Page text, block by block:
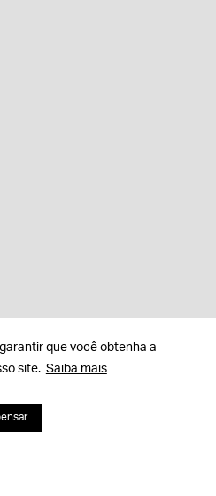
que você obtenha a
site. Saiba mais